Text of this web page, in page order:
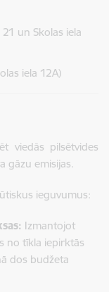
un Skolas iela
iela 12A)
viedās pilsētvides
gāzu emisijas.
ieguvumus:
Izmantojot
no tīkla iepirktās
dos budžeta